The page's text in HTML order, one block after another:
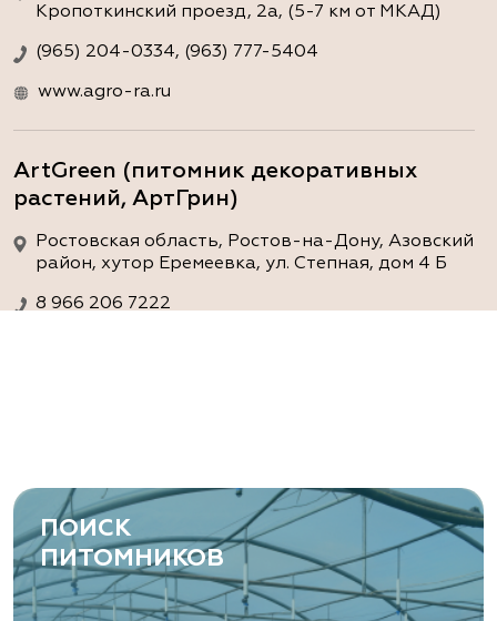
Кропоткинский проезд, 2а, (5-7 км от МКАД)
(965) 204-0334, (963) 777-5404
www.agro-ra.ru
ArtGreen (питомник декоративных
растений, АртГрин)
Ростовская область, Ростов-на-Дону, Азовский
район, хутор Еремеевка, ул. Степная, дом 4 Б
8 966 206 7222
Ростовская область, Ростов-на-Дону,
Левобережная ул, дом № 37
8 966 206 7222
www.art-green.ru
ПОИСК
ПИТОМНИКОВ